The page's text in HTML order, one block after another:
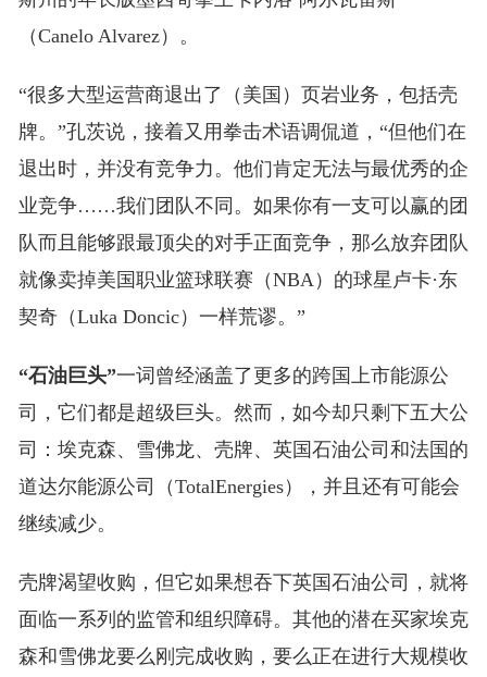
（Canelo Alvarez）。
“很多大型运营商退出了（美国）页岩业务，包括壳
牌。”孔茨说，接着又用拳击术语调侃道，“但他们在
退出时，并没有竞争力。他们肯定无法与最优秀的企
业竞争……我们团队不同。如果你有一支可以赢的团
队而且能够跟最顶尖的对手正面竞争，那么放弃团队
就像卖掉美国职业篮球联赛（NBA）的球星卢卡·东
契奇（Luka Doncic）一样荒谬。”
“石油巨头”一词曾经涵盖了更多的跨国上市能源公
司，它们都是超级巨头。然而，如今却只剩下五大公
司：埃克森、雪佛龙、壳牌、英国石油公司和法国的
道达尔能源公司（TotalEnergies），并且还有可能会
继续减少。
壳牌渴望收购，但它如果想吞下英国石油公司，就将
面临一系列的监管和组织障碍。其他的潜在买家埃克
森和雪佛龙要么刚完成收购，要么正在进行大规模收